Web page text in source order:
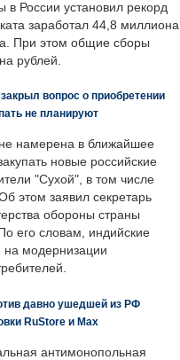
в России установил рекорд
заработал 44,8 миллиона
При этом общие сборы
рублей.
вопрос о приобретении
не планируют
намерена в ближайшее
новые российские
"Сухой", в том числе
этом заявил секретарь
обороны страны
его словам, индийские
на модернизации
давно ушедшей из РФ
RuStore и Max
антимонопольная